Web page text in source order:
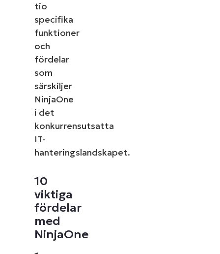
tio
specifika
funktioner
och
fördelar
som
särskiljer
NinjaOne
i det
konkurrensutsatta
IT-
hanteringslandskapet.
10
viktiga
fördelar
med
NinjaOne